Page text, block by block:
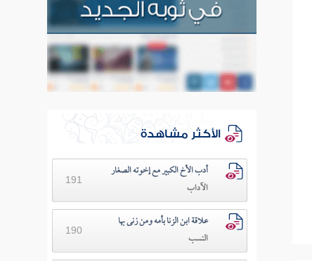
الأكثر مشاهدة
أدب الأخ الكبير مع إخوته الصغار
الآداب
191
علاقة ابن الزنا بأمه ومن زنى بها
النسب
190